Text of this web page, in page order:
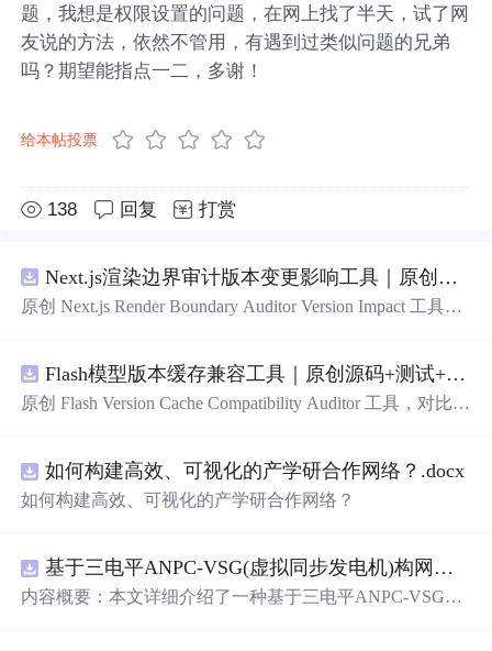
题，我想是权限设置的问题，在网上找了半天，试了网
友说的方法，依然不管用，有遇到过类似问题的兄弟
吗？期望能指点一二，多谢！
给本帖投票
138 回复 打赏
Next.js渲染边界审计版本变更影响工具｜原创源码+测试+离线报告
原创 Next.js Render Boundary Auditor Version Impact 工具，
入约定、规则参数、结果结构和风险项，识别变更影响。
压缩包包含完整源码、3 项自动化测试、可复现合成示
原创与授权声明。运行时零第三方依赖，不包含热点产品
或开源项目源码、Logo、官方截图、论文、生产日志或其
他受限素材。
Flash模型版本缓存兼容工具｜原创源码+测试+离线报告
原创 Flash Version Cache Compatibility Auditor 工具，对比两
复现合成示例、离线 HTML/JSON/SVG 报告、1080×720
真实运行效果图、README、运行说明、功能清单、MIT
日志或其他受限素材。
如何构建高效、可视化的产学研合作网络？.docx
如何构建高效、可视化的产学研合作网络？
基于三电平ANPC-VSG(虚拟同步发电机)构网型逆变器控制+双闭环+中点电位平衡控制
内容概要：本文详细介绍了一种基于三电平ANPC-VSG